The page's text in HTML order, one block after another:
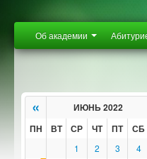
Об академии
« ИЮНЬ 2022
ПН ВТ СР ЧТ ПТ СБ
1 2 3 4